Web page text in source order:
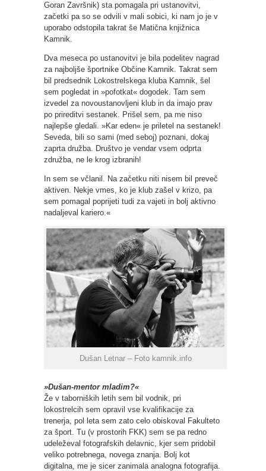
Goran Završnik) sta pomagala pri ustanovitvi,
začetki pa so se odvili v mali sobici, ki nam jo je v
uporabo odstopila takrat še Matična knjižnica
Kamnik.
Dva meseca po ustanovitvi je bila podelitev nagrad
za najboljše športnike Občine Kamnik. Takrat sem
bil predsednik Lokostrelskega kluba Kamnik, šel
sem pogledat in »pofotkat« dogodek. Tam sem
izvedel za novoustanovljeni klub in da imajo prav
po prireditvi sestanek. Prišel sem, pa me niso
najlepše gledali. »Kar eden« je priletel na sestanek!
Seveda, bili so sami (med seboj) poznani, dokaj
zaprta družba. Društvo je vendar vsem odprta
združba, ne le krog izbranih!
In sem se včlanil. Na začetku niti nisem bil preveč
aktiven. Nekje vmes, ko je klub zašel v krizo, pa
sem pomagal poprijeti tudi za vajeti in bolj aktivno
nadaljeval kariero.«
Dušan Letnar – Foto kamnik.info
»Dušan-mentor mladim?«
Že v taborniških letih sem bil vodnik, pri
lokostrelcih sem opravil vse kvalifikacije za
trenerja, pol leta sem zato celo obiskoval Fakulteto
za šport. Tu (v prostorih FKK) sem se pa redno
udeleževal fotografskih delavnic, kjer sem pridobil
veliko potrebnega, novega znanja. Bolj kot
digitalna, me je sicer zanimala analogna fotografija.